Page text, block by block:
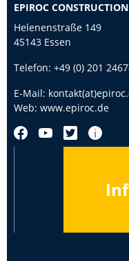
EPIROC
Helenenstraße 149
45143 Essen
Telefon: +49 (0) 201
E-Mail:
Web: www.epiroc.de